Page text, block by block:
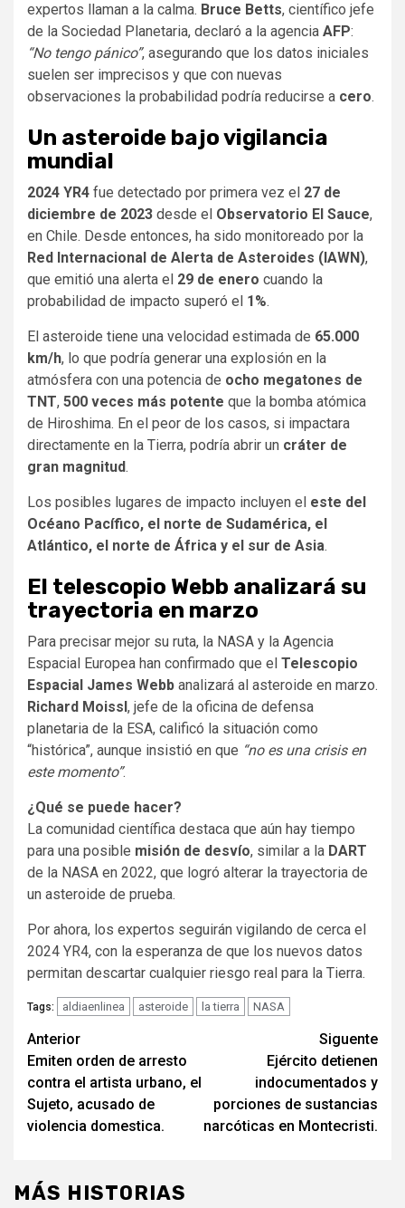
expertos llaman a la calma. Bruce Betts, científico jefe
de la Sociedad Planetaria, declaró a la agencia AFP:
“No tengo pánico”, asegurando que los datos iniciales
suelen ser imprecisos y que con nuevas
observaciones la probabilidad podría reducirse a cero.
Un asteroide bajo vigilancia
mundial
2024 YR4 fue detectado por primera vez el 27 de
diciembre de 2023 desde el Observatorio El Sauce,
en Chile. Desde entonces, ha sido monitoreado por la
Red Internacional de Alerta de Asteroides (IAWN),
que emitió una alerta el 29 de enero cuando la
probabilidad de impacto superó el 1%.
El asteroide tiene una velocidad estimada de 65.000
km/h, lo que podría generar una explosión en la
atmósfera con una potencia de ocho megatones de
TNT, 500 veces más potente que la bomba atómica
de Hiroshima. En el peor de los casos, si impactara
directamente en la Tierra, podría abrir un cráter de
gran magnitud.
Los posibles lugares de impacto incluyen el este del
Océano Pacífico, el norte de Sudamérica, el
Atlántico, el norte de África y el sur de Asia.
El telescopio Webb analizará su
trayectoria en marzo
Para precisar mejor su ruta, la NASA y la Agencia
Espacial Europea han confirmado que el Telescopio
Espacial James Webb analizará al asteroide en marzo.
Richard Moissl, jefe de la oficina de defensa
planetaria de la ESA, calificó la situación como
“histórica”, aunque insistió en que “no es una crisis en
este momento”.
¿Qué se puede hacer?
La comunidad científica destaca que aún hay tiempo
para una posible misión de desvío, similar a la DART
de la NASA en 2022, que logró alterar la trayectoria de
un asteroide de prueba.
Por ahora, los expertos seguirán vigilando de cerca el
2024 YR4, con la esperanza de que los nuevos datos
permitan descartar cualquier riesgo real para la Tierra.
Tags: aldiaenlinea asteroide la tierra NASA
Navegación
de
entradas
Anterior
Emiten orden de arresto
contra el artista urbano, el
Sujeto, acusado de
violencia domestica.
Siguente
Ejército detienen
indocumentados y
porciones de sustancias
narcóticas en Montecristi.
MÁS HISTORIAS